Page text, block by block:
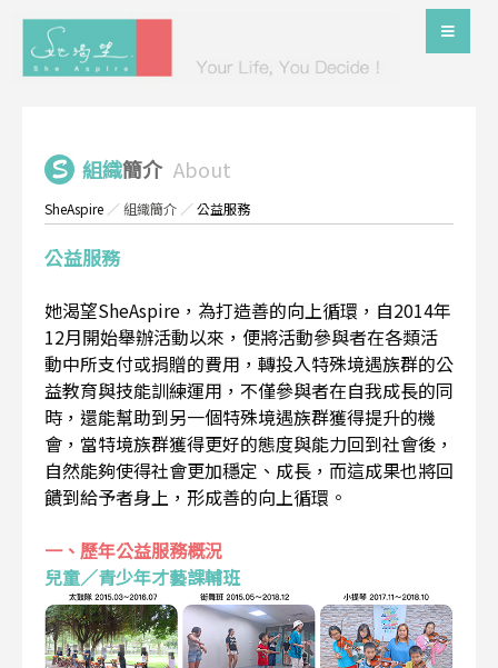
組織簡介 About
SheAspire ／組織簡介 ／公益服務
公益服務
她渴望SheAspire，為打造善的向上循環，自2014年
12月開始舉辦活動以來，便將活動參與者在各類活
動中所支付或捐贈的費用，轉投入特殊境遇族群的公
益教育與技能訓練運用，不僅參與者在自我成長的同
時，還能幫助到另一個特殊境遇族群獲得提升的機
會，當特境族群獲得更好的態度與能力回到社會後，
自然能夠使得社會更加穩定、成長，而這成果也將回
饋到給予者身上，形成善的向上循環。
一、歷年公益服務概況
兒童／青少年才藝課輔班